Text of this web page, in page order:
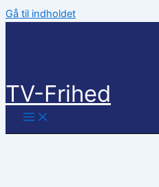
Gå til indholdet
TV-Frihed